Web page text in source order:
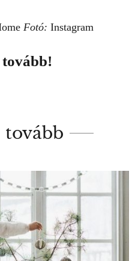
Fotó: Instagram
tovább!
tovább